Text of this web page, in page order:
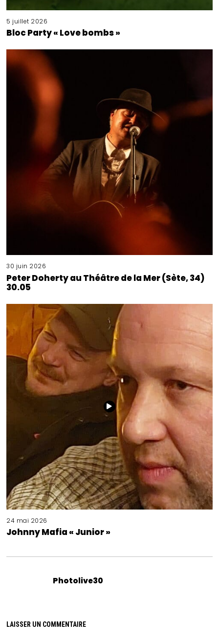
5 juillet 2026
Bloc Party « Love bombs »
30 juin 2026
Peter Doherty au Théâtre de la Mer (Sète, 34)
30.05
24 mai 2026
Johnny Mafia « Junior »
Photolive30
LAISSER UN COMMENTAIRE